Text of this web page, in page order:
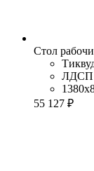
Стол
ЛДСП
55 127 ₽